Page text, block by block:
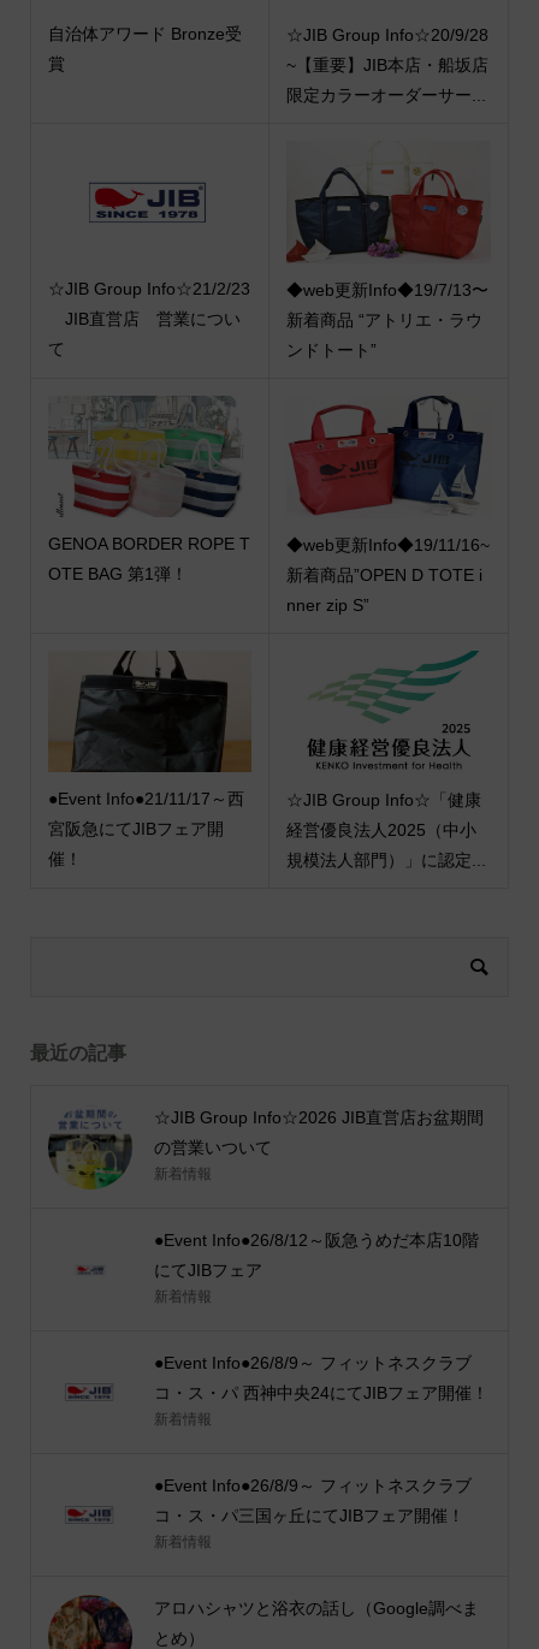
自治体アワード Bronze受
賞
☆JIB Group Info☆20/9/28
~【重要】JIB本店・船坂店
限定カラーオーダーサー...
☆JIB Group Info☆21/2/23
JIB直営店 営業につい
て
◆web更新Info◆19/7/13〜
新着商品 “アトリエ・ラウ
ンドトート”
GENOA BORDER ROPE T
OTE BAG 第1弾！
◆web更新Info◆19/11/16~
新着商品”OPEN D TOTE i
nner zip S”
●Event Info●21/11/17～西
宮阪急にてJIBフェア開
催！
☆JIB Group Info☆「健康
経営優良法人2025（中小
規模法人部門）」に認定...
最近の記事
☆JIB Group Info☆2026 JIB直営店お盆期間
の営業いついて
新着情報
●Event Info●26/8/12～阪急うめだ本店10階
にてJIBフェア
新着情報
●Event Info●26/8/9～ フィットネスクラブ
コ・ス・パ 西神中央24にてJIBフェア開催！
新着情報
●Event Info●26/8/9～ フィットネスクラブ
コ・ス・パ三国ヶ丘にてJIBフェア開催！
新着情報
アロハシャツと浴衣の話し（Google調べま
とめ）